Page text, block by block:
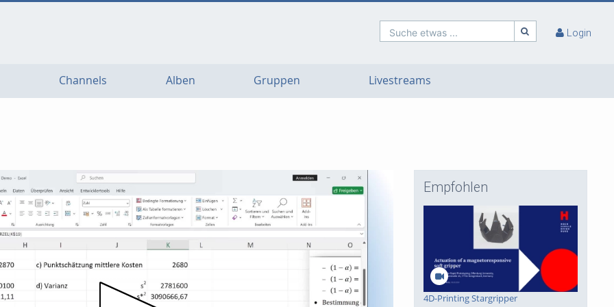
Suche etwas ... Login
Channels Alben Gruppen Livestreams
Video abspielen
Empfohlen
4D-Printing Stargripper